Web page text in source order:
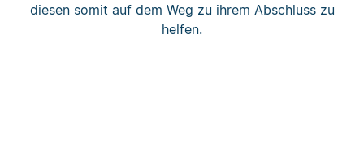
diesen somit auf dem Weg zu ihrem Abschluss zu
helfen.